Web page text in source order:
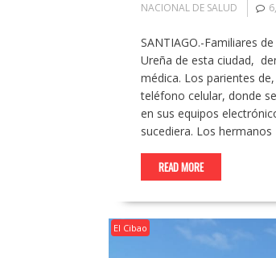
NACIONAL DE SALUD
SANTIAGO.-Familiares
Ureña de esta ciudad,
médica. Los parientes
teléfono celular, donde
en sus equipos
sucediera. Los
READ MORE
El Cibao